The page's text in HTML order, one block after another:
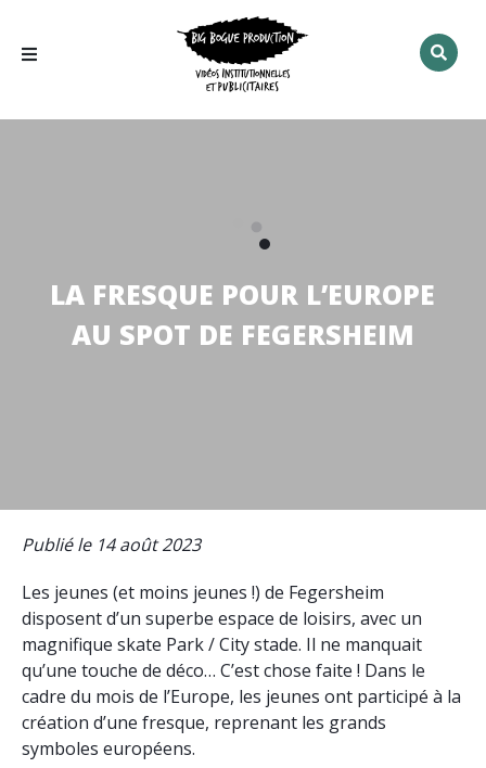
Rechercher
LA FRESQUE POUR L’EUROPE
AU SPOT DE FEGERSHEIM
Publié le 14 août 2023
Les jeunes (et moins jeunes !) de Fegersheim
disposent d’un superbe espace de loisirs, avec un
magnifique skate Park / City stade. Il ne manquait
qu’une touche de déco… C’est chose faite ! Dans le
cadre du mois de l’Europe, les jeunes ont participé à la
création d’une fresque, reprenant les grands
symboles européens.